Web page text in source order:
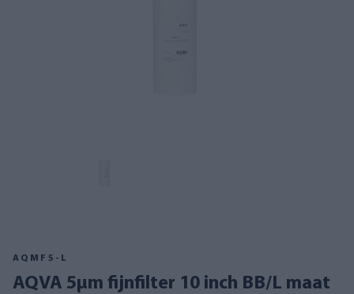
AQMF5-L
AQVA 5µm fijnfilter 10 inch BB/L maat